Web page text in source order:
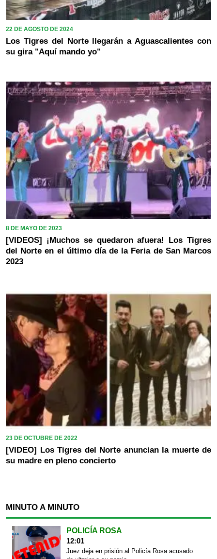
22 DE AGOSTO DE 2024
Los Tigres del Norte llegarán a Aguascalientes con
su gira "Aquí mando yo"
8 DE MAYO DE 2023
[VIDEOS] ¡Muchos se quedaron afuera! Los Tigres
del Norte en el último día de la Feria de San Marcos
2023
23 DE OCTUBRE DE 2022
[VIDEO] Los Tigres del Norte anuncian la muerte de
su madre en pleno concierto
MINUTO A MINUTO
POLICÍA ROSA
12:01
Juez deja en prisión al Policía Rosa acusado